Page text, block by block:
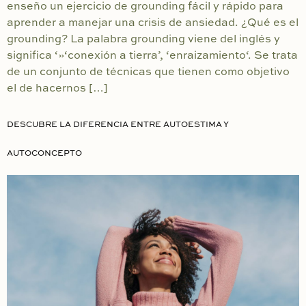
enseño un ejercicio de grounding fácil y rápido para
aprender a manejar una crisis de ansiedad. ¿Qué es el
grounding? La palabra grounding viene del inglés y
significa ‘»‘conexión a tierra’, ‘enraizamiento‘. Se trata
de un conjunto de técnicas que tienen como objetivo
el de hacernos […]
DESCUBRE LA DIFERENCIA ENTRE AUTOESTIMA Y
AUTOCONCEPTO